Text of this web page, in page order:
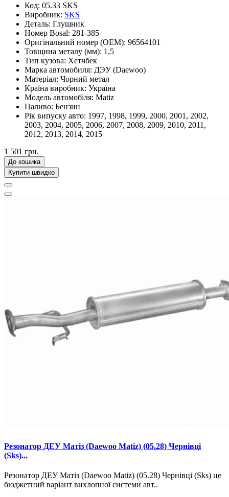
Код: 05.33 SKS
Виробник: SKS
Деталь: Глушник
Номер Bosal: 281-385
Оригінальний номер (OEM): 96564101
Товщина металу (мм): 1,5
Тип кузова: Хетчбек
Марка автомобиля: ДЭУ (Daewoo)
Матеріал: Чорний метал
Країна виробник: Україна
Модель автомобіля: Matiz
Паливо: Бензин
Рік випуску авто: 1997, 1998, 1999, 2000, 2001, 2002,
2003, 2004, 2005, 2006, 2007, 2008, 2009, 2010, 2011,
2012, 2013, 2014, 2015
1 501 грн.
До кошика
Купити швидко
Резонатор ДЕУ Матіз (Daewoo Matiz) (05.28) Чернівці
(Sks)...
Резонатор ДЕУ Матіз (Daewoo Matiz) (05.28) Чернівці (Sks) це
бюджетний варіант вихлопної системи авт..